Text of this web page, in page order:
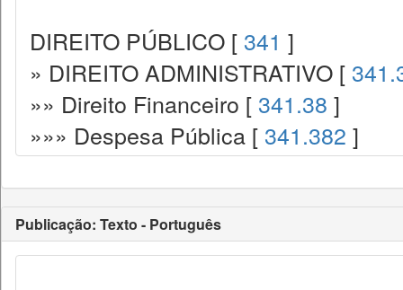
DIREITO PÚBLICO [ 341 ]
» DIREITO ADMINISTRATIVO [
»» Direito Financeiro [ 341.38 ]
»»» Despesa Pública [ 341.382 ]
Publicação: Texto - Português